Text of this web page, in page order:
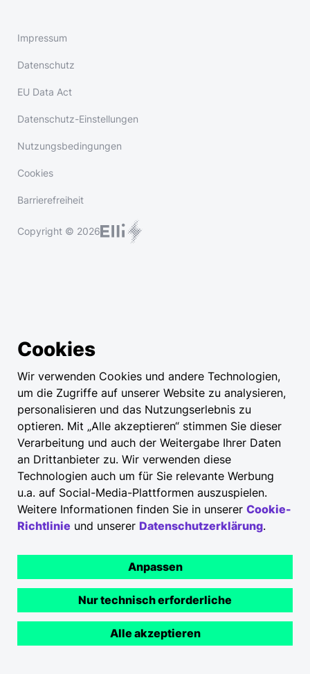
Impressum
Datenschutz
EU Data Act
Datenschutz-Einstellungen
Nutzungsbedingungen
Cookies
Barrierefreiheit
Copyright © 2026
Cookies
Wir verwenden Cookies und andere Technologien,
um die Zugriffe auf unserer Website zu analysieren,
personalisieren und das Nutzungserlebnis zu
optieren. Mit „Alle akzeptieren“ stimmen Sie dieser
Verarbeitung und auch der Weitergabe Ihrer Daten
an Drittanbieter zu. Wir verwenden diese
Technologien auch um für Sie relevante Werbung
u.a. auf Social-Media-Plattformen auszuspielen.
Weitere Informationen finden Sie in unserer Cookie-
Richtlinie und unserer Datenschutzerklärung.
Anpassen
Nur technisch erforderliche
Alle akzeptieren